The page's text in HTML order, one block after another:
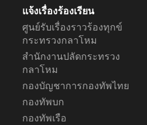
แจ้งเรื่องร้องเรียน
ศูนย์รับเรื่องราวร้องทุกข์
กระทรวงกลาโหม
สำนักงานปลัดกระทรวง
กลาโหม
กองบัญชาการกองทัพไทย
กองทัพบก
กองทัพเรือ